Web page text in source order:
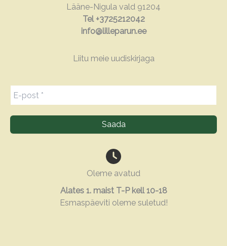
Lääne-Nigula vald 91204
Tel +3725212042
info@lilleparun.ee
Liitu meie uudiskirjaga
Oleme avatud
Alates 1. maist T-P kell 10-18
Esmaspäeviti oleme suletud!